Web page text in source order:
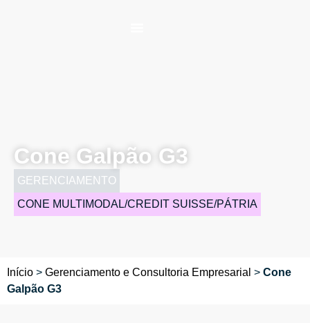
Cone Galpão G3
GERENCIAMENTO
CONE MULTIMODAL/CREDIT SUISSE/PÁTRIA
Início > Gerenciamento e Consultoria Empresarial > Cone
Galpão G3